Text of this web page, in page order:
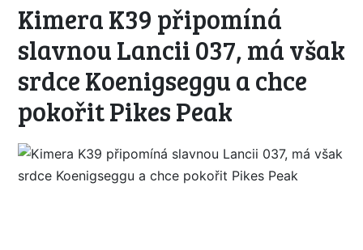
Kimera K39 připomíná
slavnou Lancii 037, má však
srdce Koenigseggu a chce
pokořit Pikes Peak